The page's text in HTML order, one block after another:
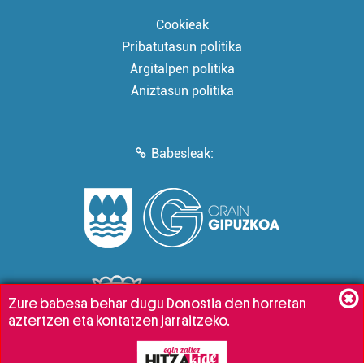
Cookieak
Pribatutasun politika
Argitalpen politika
Aniztasun politika
Babesleak:
Zure babesa behar dugu Donostia den horretan
aztertzen eta kontatzen jarraitzeko.